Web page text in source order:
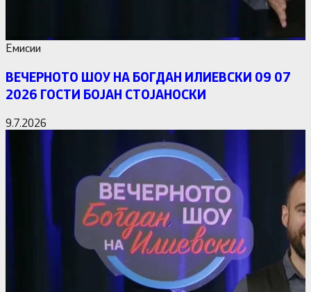
Емисии
ВЕЧЕРНОТО ШОУ НА БОГДАН ИЛИЕВСКИ 09 07
2026 ГОСТИ БОЈАН СТОЈАНОСКИ
9.7.2026